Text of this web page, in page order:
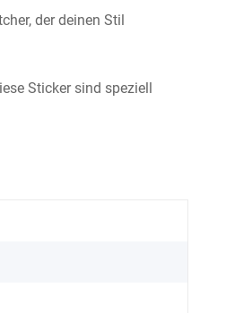
der deinen Stil
Sticker sind speziell